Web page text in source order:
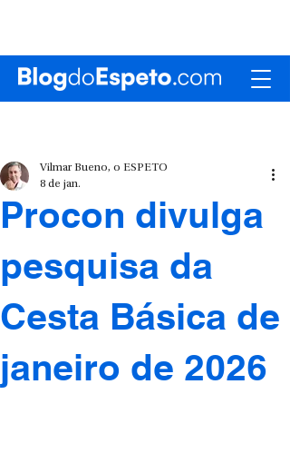
Procon divulga
pesquisa da
Cesta Básica de
janeiro de 2026
Vilmar Bueno, o ESPETO
8 de jan.